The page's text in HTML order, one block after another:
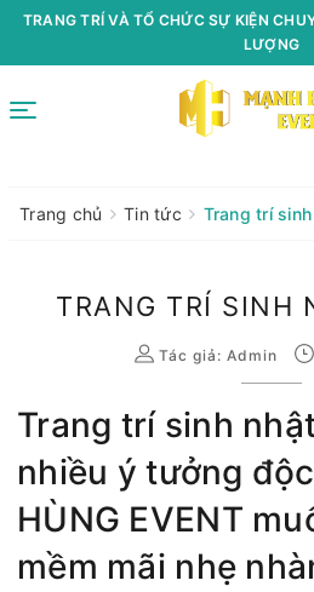
TRANG TRÍ VÀ TỔ CHỨC SỰ KIỆN
LƯỢNG
Trang chủ Tin tức Trang trí
TRANG TRÍ SINH
Tác giả: Admin
Trang trí sinh
nhiều ý tưởng
HÙNG EVENT
mềm mãi nhẹ